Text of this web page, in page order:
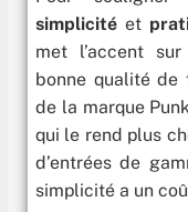
simplicité et
met l’accent
bonne qualité de
de la marque
qui le rend plus
d’entrées de
simplicité a un